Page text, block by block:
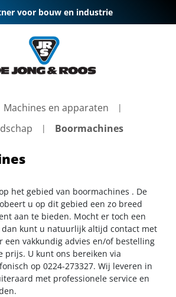
voor bouw en industrie
Machines en apparaten
Boormachines
het gebied van boormachines . De
u op dit gebied een zo breed
aan te bieden. Mocht er toch een
kunt u natuurlijk altijd contact met
een vakkundig advies en/of bestelling
prijs. U kunt ons bereiken via
op 0224-273327. Wij leveren in
met professionele service en